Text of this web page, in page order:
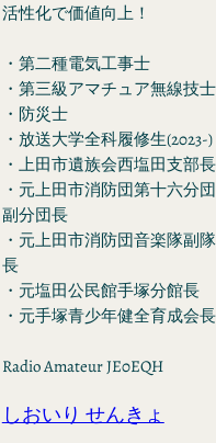
活性化で価値向上！
・第二種電気工事士
・第三級アマチュア無線技士
・防災士
・放送大学全科履修生(2023-)
・上田市遺族会西塩田支部長
・元上田市消防団第十六分団
副分団長
・元上田市消防団音楽隊副隊
長
・元塩田公民館手塚分館長
・元手塚青少年健全育成会長
Radio Amateur JE0EQH
しおいり せんきょ